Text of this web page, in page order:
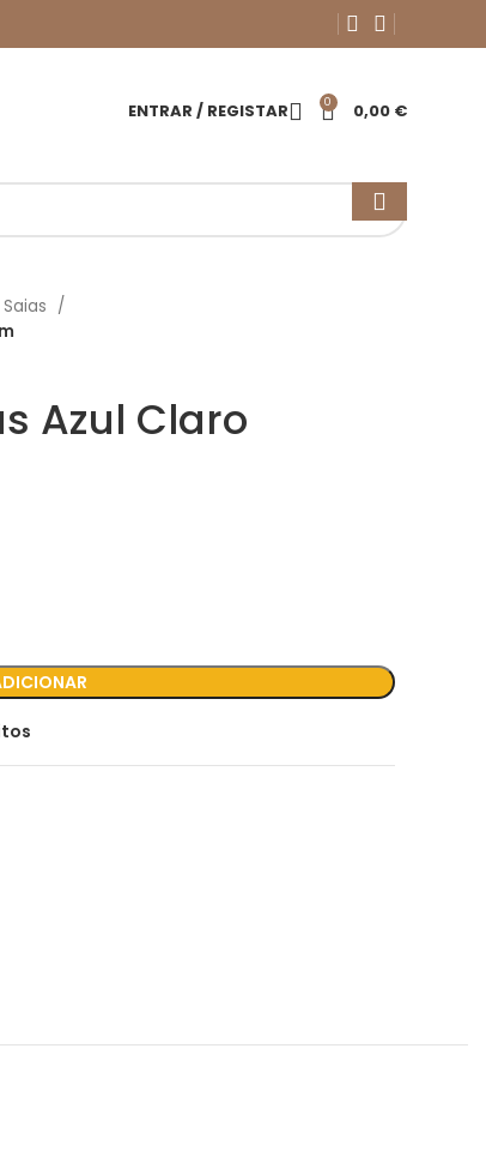
ENTRAR / REGISTAR 0 0,00 €
Azul Claro